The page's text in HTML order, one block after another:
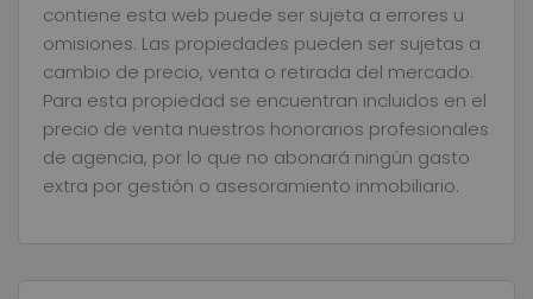
contiene esta web puede ser sujeta a errores u
omisiones. Las propiedades pueden ser sujetas a
cambio de precio, venta o retirada del mercado.
Para esta propiedad se encuentran incluidos en el
precio de venta nuestros honorarios profesionales
de agencia, por lo que no abonará ningún gasto
extra por gestión o asesoramiento inmobiliario.